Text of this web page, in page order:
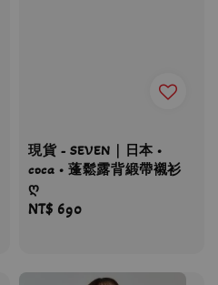
現貨 - SEVEN｜日本 •
coca • 蓬鬆露背緞帶襯衫
ღ
Regular
NT$ 690